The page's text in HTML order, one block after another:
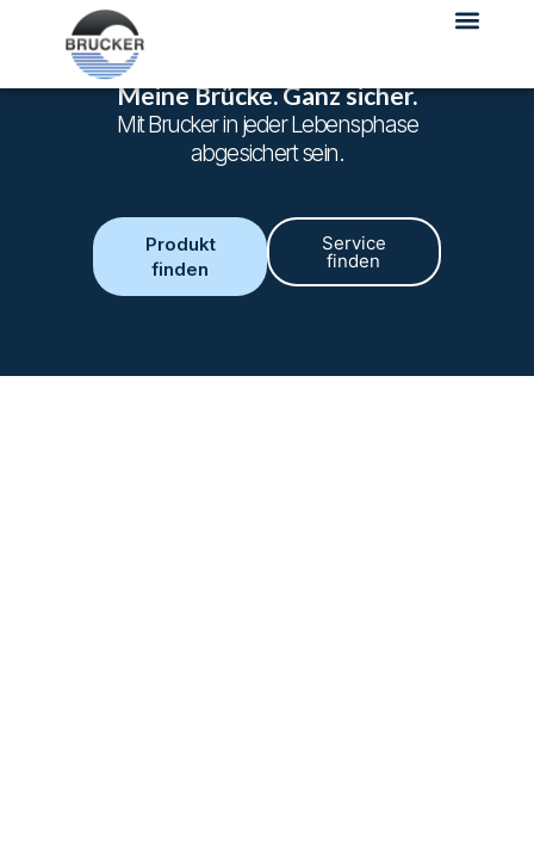
Meine Brücke. Ganz sicher.
Mit Brucker in jeder Lebensphase
abgesichert sein.
Produkt
finden
Service
finden